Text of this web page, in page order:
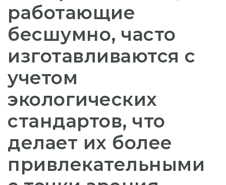
работающие
бесшумно, часто
изготавливаются с
учетом
экологических
стандартов, что
делает их более
привлекательными